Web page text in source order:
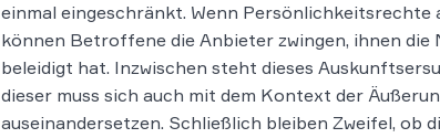
einmal eingeschränkt. Wenn
können Betroffene die Anbieter zwingen, ihnen die
beleidigt hat. Inzwischen steht dieses
dieser muss sich auch mit dem Kontext der
auseinandersetzen. Schließlich bleiben Zweifel, ob